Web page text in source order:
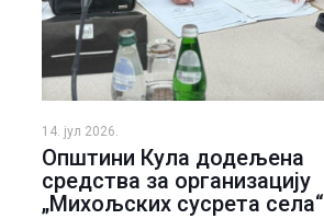
14. јул 2026.
Општини Кула додељена
средства за организацију
„Михољских сусрета села“